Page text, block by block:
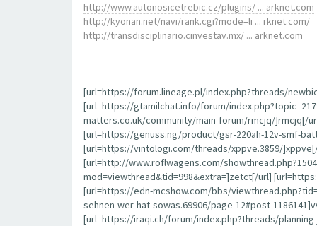
http://www.autonosicetrebic.cz/plugins/ ... arknet.com
http://kyonan.net/navi/rank.cgi?mode=li ... rknet.com/
http://transdisciplinario.cinvestav.mx/ ... arknet.com
[url=https://forum.lineage.pl/index.php?threads/
[url=https://gtamilchat.info/forum/
matters.co.uk/community/main-forum/rmcjq/]rmcjq[/
[url=https://genuss.ng/product/gsr-220ah-12v-smf-
[url=https://vintologi.com/threads/xppve.3859/
[url=http://www.roflwagens.com/
mod=viewthread&tid=998&extra=]zetct[/url]
[url=https://edn-mcshow.com/bbs/
sehnen-wer-hat-sowas.69906/page-12#post-
[url=https://iraqi.ch/forum/index.php?threads/